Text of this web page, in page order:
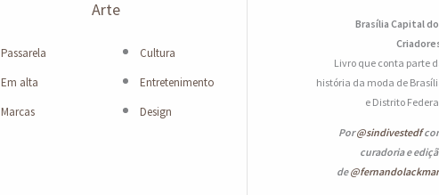
Passarela
Em alta
Marcas
Arte
Cultura
Entretenimento
Design
Brasília Capital
Livro que conta parte
história da moda de
e Distrito
Por@sindivestedf
curadoria e
de